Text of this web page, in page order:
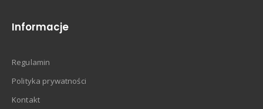
Informacje
Regulamin
Polityka prywatności
Kontakt